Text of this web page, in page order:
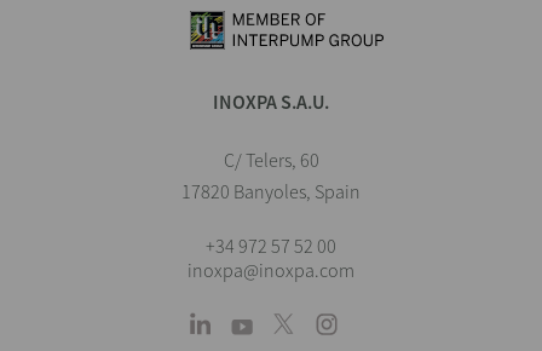
INOXPA S.A.U.
C/ Telers, 60
17820 Banyoles, Spain
+34 972 57 52 00
inoxpa@inoxpa.com